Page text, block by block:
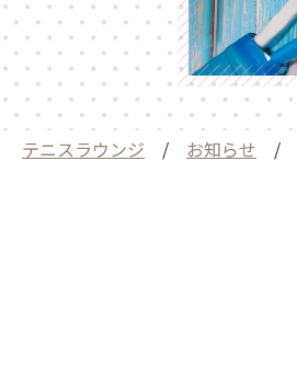
テニスラウンジ / お知らせ /